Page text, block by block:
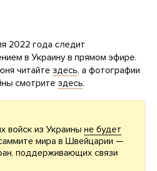
2022 года следит
в Украину в прямом эфире.
читайте здесь, а фотографии
смотрите здесь.
войск из Украины не будет
мира в Швейцарии —
поддерживающих связи